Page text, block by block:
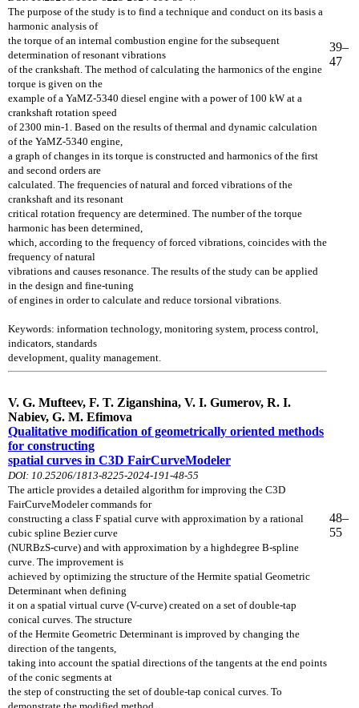
The purpose of the study is to find a technique and conduct on its basis a
harmonic analysis of
the torque of an internal combustion engine for the subsequent
determination of resonant vibrations
of the crankshaft. The method of calculating the harmonics of the engine
torque is given on the
example of a YaMZ-5340 diesel engine with a power of 100 kW at a
crankshaft rotation speed
of 2300 min-1. Based on the results of thermal and dynamic calculation
of the YaMZ-5340 engine,
a graph of changes in its torque is constructed and harmonics of the first
and second orders are
calculated. The frequencies of natural and forced vibrations of the
crankshaft and its resonant
critical rotation frequency are determined. The number of the torque
harmonic has been determined,
which, according to the frequency of forced vibrations, coincides with the
frequency of natural
vibrations and causes resonance. The results of the study can be applied
in the design and fine-tuning
of engines in order to calculate and reduce torsional vibrations.
Keywords: information technology, monitoring system, process control,
indicators, standards
development, quality management.
39–
47
V. G. Mufteev, F. T. Ziganshina, V. I. Gumerov, R. I.
Nabiev, G. M. Efimova
Qualitative modification of geometrically oriented methods
for constructing
spatial curves in C3D FairCurveModeler
DOI: 10.25206/1813-8225-2024-191-48-55
The article provides a detailed algorithm for improving the C3D
FairCurveModeler commands for
constructing a class F spatial curve with approximation by a rational
cubic spline Bezier curve
(NURBzS-curve) and with approximation by a highdegree B-spline
curve. The improvement is
achieved by optimizing the structure of the Hermite spatial Geometric
Determinant when defining
it on a spatial virtual curve (V-curve) created on a set of double-tap
conical curves. The structure
of the Hermite Geometric Determinant is improved by changing the
direction of the tangents,
taking into account the spatial directions of the tangents at the end points
of the conic segments at
the step of constructing the set of double-tap conical curves. To
48–
55